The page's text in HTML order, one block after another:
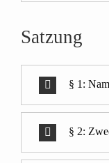
Satzung
§ 1:
§ 2: